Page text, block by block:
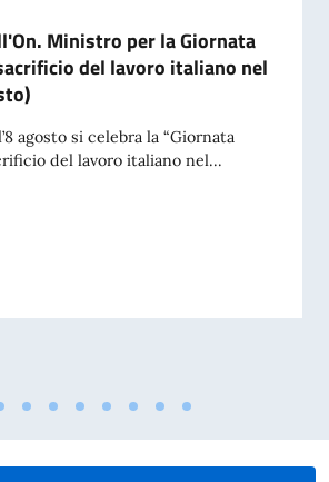
Ministro per la Giornata
del lavoro italiano nel
agosto si celebra la “Giornata
del lavoro italiano nel...
dell'On. Ministro per la Giornata nazionale del